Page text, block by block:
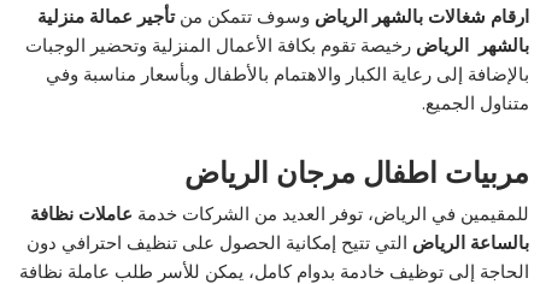
ارقام شغالات بالشهر الرياض وسوف تتمكن منتأجير عمالة منزلية
بالشهر الرياضرخيصة تقوم بكافة الأعمال المنزلية وتحضير الوجبات
بالإضافة إلى رعاية الكبار والاهتمام بالأطفال وبأسعار مناسبة وفي
متناول الجميع.
مربيات اطفال مرجان الرياض
للمقيمين في الرياض، توفر العديد من الشركات خدمة عاملات نظافة
بالساعة الرياض التي تتيح إمكانية الحصول على تنظيف احترافي دون
الحاجة إلى توظيف خادمة بدوام كامل، يمكن للأسر طلب عاملة نظافة